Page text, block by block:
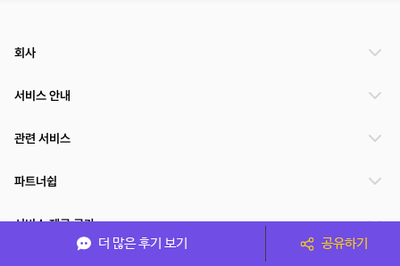
더 많은 후기 보기 공유하기
회사
서비스 안내
관련 서비스
파트너쉽
서비스 제공 국가